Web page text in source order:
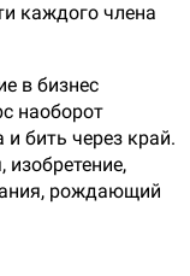
каждого члена
в бизнес
наоборот
и бить через край.
изобретение,
рождающий